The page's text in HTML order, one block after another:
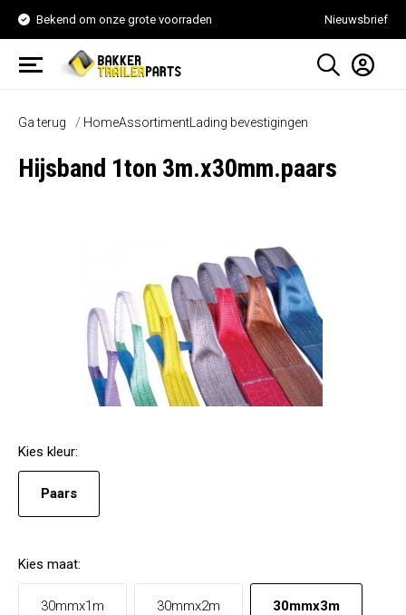
Bekend om onze grote voorraden Nieuwsbrief
Ga terug HomeAssortiment Lading bevestigingen
Hijsband 1ton 3m.x30mm.paars
Kies kleur:
Paars
Kies maat:
30mmx1m 30mmx2m 30mmx3m